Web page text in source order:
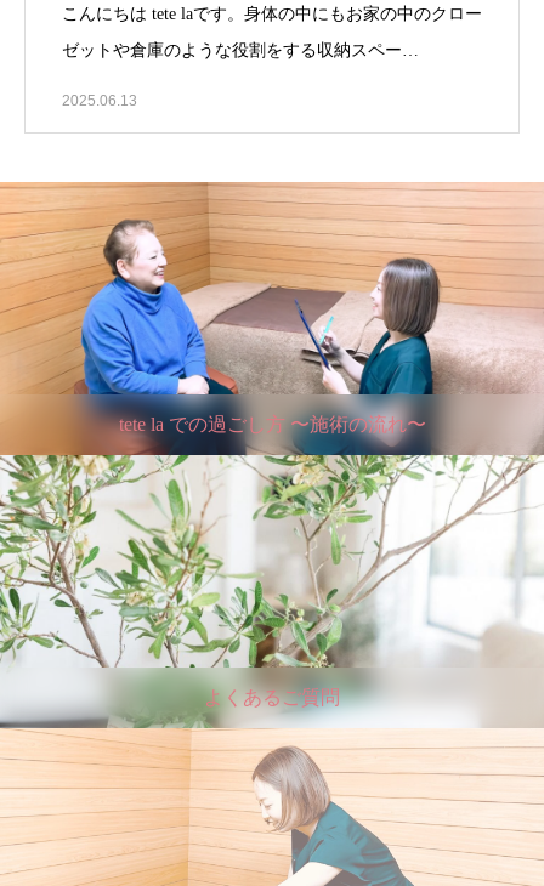
こんにちは tete laです。身体の中にもお家の中のクロー
ゼットや倉庫のような役割をする収納スペー…
2025.06.13
tete la での過ごし方 〜施術の流れ〜
よくあるご質問